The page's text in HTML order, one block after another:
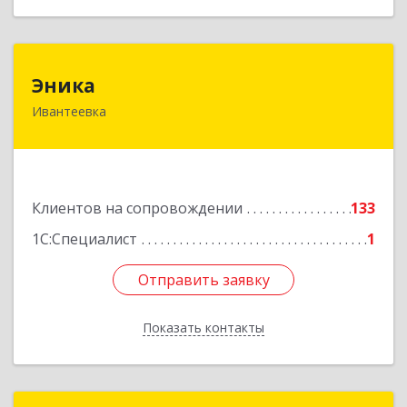
Эника
Ивантеевка
Клиентов на сопровождении
133
1С:Специалист
1
Отправить заявку
Показать контакты
141280, Московская обл, г.о. Пушкинский,
Отправить заявку
Назад